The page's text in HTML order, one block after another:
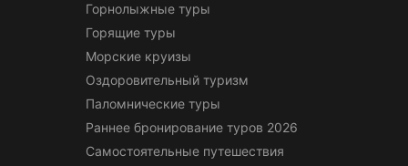
Горнолыжные туры
Горящие туры
Морские круизы
Оздоровительный туризм
Паломнические туры
Раннее бронирование туров 2026
Самостоятельные путешествия